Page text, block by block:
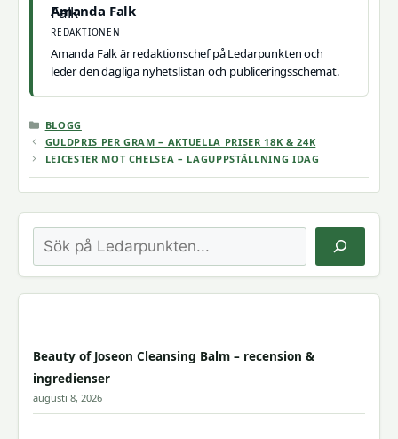
Amanda Falk
REDAKTIONEN
Amanda Falk är redaktionschef på Ledarpunkten och
leder den dagliga nyhetslistan och publiceringsschemat.
KATEGORIER
BLOGG
GULDPRIS PER GRAM – AKTUELLA PRISER 18K & 24K
LEICESTER MOT CHELSEA – LAGUPPSTÄLLNING IDAG
Sök
Beauty of Joseon Cleansing Balm – recension &
ingredienser
augusti 8, 2026